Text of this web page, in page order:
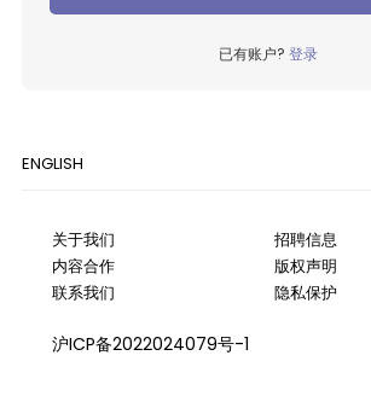
已有账户? 登录
ENGLISH
关于我们
内容合作
联系我们
招聘信息
版权声明
隐私保护
沪ICP备2022024079号-1